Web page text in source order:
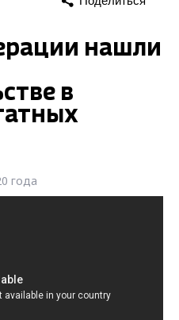
нашли
в
года